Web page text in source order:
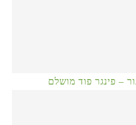
– פינגר פוד מושלם